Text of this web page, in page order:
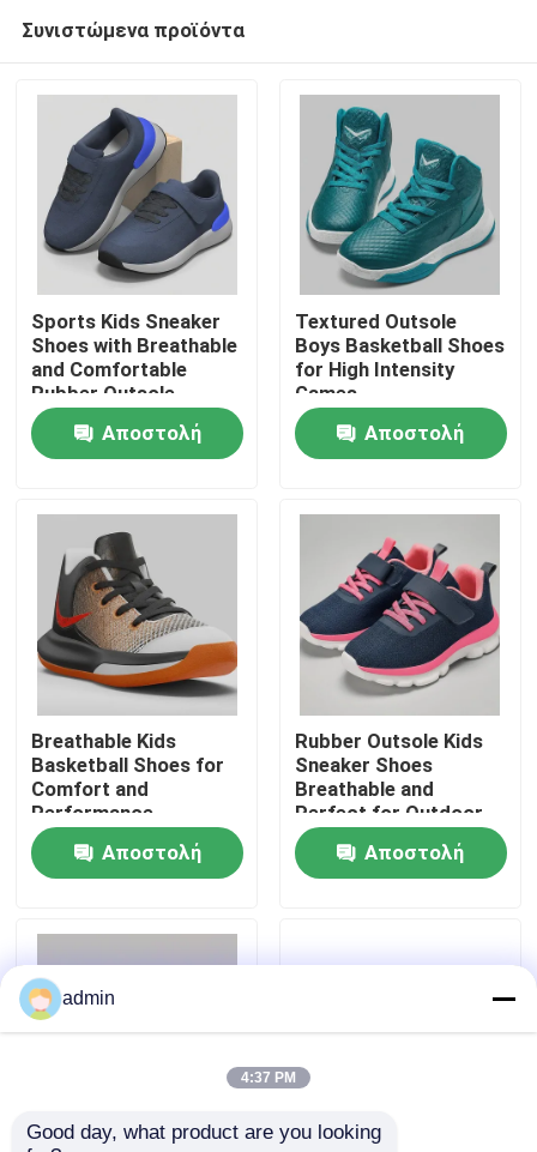
Σπίτι
Προϊόντα
Βίντεο
Περίπου εμείς
Γύρος εργοστασίων
Ποιοτικός έλεγχος
Ζητήστε ένα απόσπασμα
Παιδιά που τρέχουν με παπούτσια
Συνιστώμενα προϊόντα
Sports Kids Sneaker
Shoes with Breathable
and Comfortable
Rubber Outsole
Αποστολή
Textured Outsole
Boys Basketball Shoes
for High Intensity
Games
Αποστολή
Breathable Kids
Basketball Shoes for
Comfort and
Performance
Αποστολή
Rubber Outsole Kids
Sneaker Shoes
Breathable and
Perfect for Outdoor
Activities
Αποστολή
admin
4:37 PM
Good day, what product are you looking